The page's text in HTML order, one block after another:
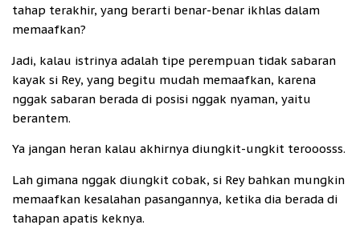
tahap terakhir, yang berarti benar-benar ikhlas dalam
memaafkan?
Jadi, kalau istrinya adalah tipe perempuan tidak sabaran
kayak si Rey, yang begitu mudah memaafkan, karena
nggak sabaran berada di posisi nggak nyaman, yaitu
berantem.
Ya jangan heran kalau akhirnya diungkit-ungkit terooosss.
Lah gimana nggak diungkit cobak, si Rey bahkan mungkin
memaafkan kesalahan pasangannya, ketika dia berada di
tahapan apatis keknya.